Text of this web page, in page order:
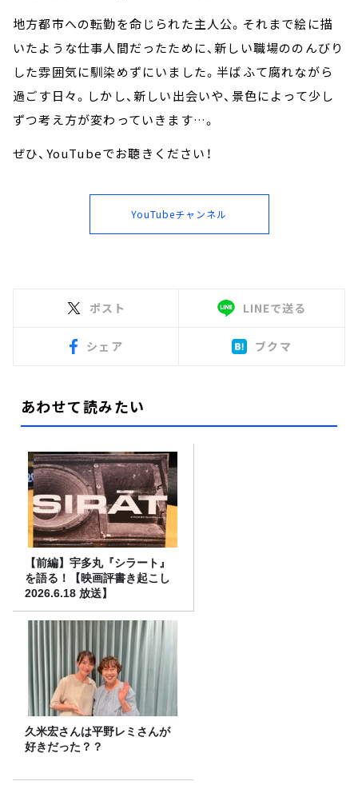
地方都市への転勤を命じられた主人公。それまで絵に描
いたような仕事人間だったために、新しい職場ののんびり
した雰囲気に馴染めずにいました。半ばふて腐れながら
過ごす日々。しかし、新しい出会いや、景色によって少し
ずつ考え方が変わっていきます…。
ぜひ、YouTubeでお聴きください！
YouTubeチャンネル
ポスト LINEで送る
シェア ブクマ
あわせて読みたい
【前編】宇多丸『シラート』
を語る！【映画評書き起こし
2026.6.18 放送】
久米宏さんは平野レミさんが
好きだった？？